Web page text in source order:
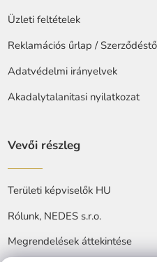
Üzleti feltételek
Reklamációs űrlap /
Adatvédelmi irányelvek
Akadalytalanitasi nyilatkozat
Vevői részleg
Területi képviselők HU
Rólunk, NEDES s.r.o.
Megrendelések áttekintése